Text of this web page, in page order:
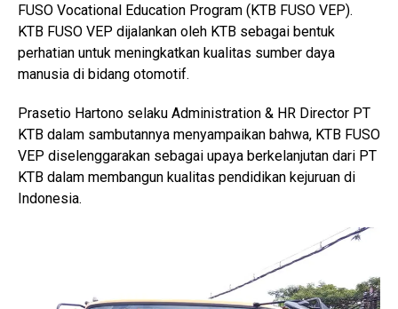
FUSO Vocational Education Program (KTB FUSO VEP).
KTB FUSO VEP dijalankan oleh KTB sebagai bentuk
perhatian untuk meningkatkan kualitas sumber daya
manusia di bidang otomotif.
Prasetio Hartono selaku Administration & HR Director PT
KTB dalam sambutannya menyampaikan bahwa, KTB FUSO
VEP diselenggarakan sebagai upaya berkelanjutan dari PT
KTB dalam membangun kualitas pendidikan kejuruan di
Indonesia.